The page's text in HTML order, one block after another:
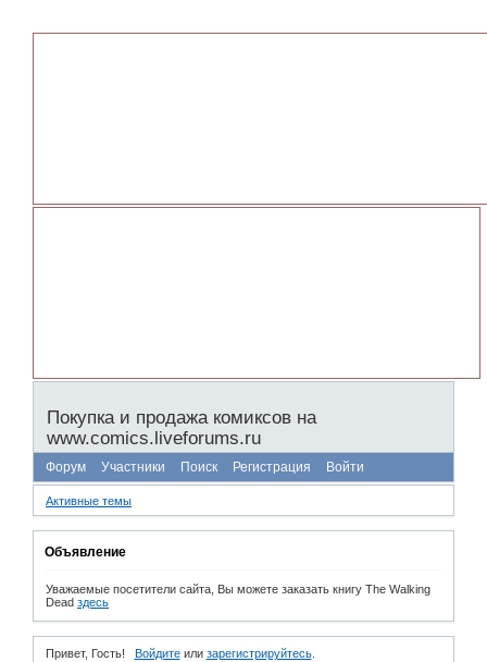
Покупка и продажа комиксов на
www.comics.liveforums.ru
Форум Участники Поиск Регистрация Войти
Активные темы
Объявление
Уважаемые посетители сайта, Вы можете заказать книгу The Walking
Dead здесь
Привет, Гость! Войдитеили зарегистрируйтесь.